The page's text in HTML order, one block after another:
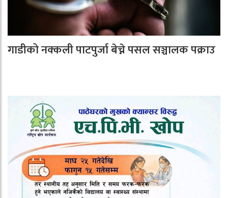
गाडीको नक्कली पाटपुर्जा बेच्ने पसल सञ्चालक पक्राउ